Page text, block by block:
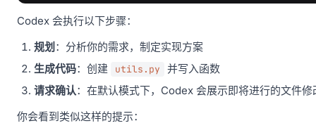
Codex 会执行以下步骤：
规划 ：分析你的需求，制定实现方案
生成代码：创建 utils.py
并写入函数
请求确认：在默认模式下，Codex 会展示即将进行的文件修
你会看到类似这样的提示：